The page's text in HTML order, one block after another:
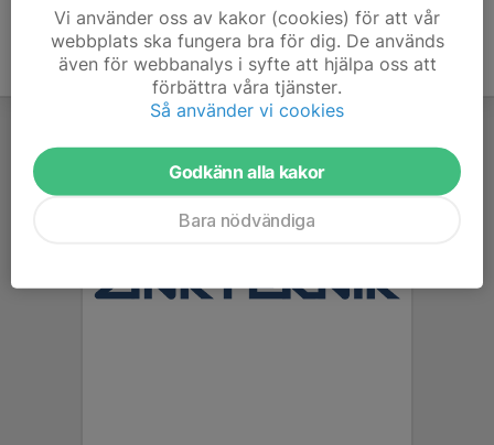
Vi använder oss av kakor (cookies) för att vår
webbplats ska fungera bra för dig. De används
även för webbanalys i syfte att hjälpa oss att
förbättra våra tjänster.
Så använder vi cookies
Godkänn alla kakor
Bara nödvändiga